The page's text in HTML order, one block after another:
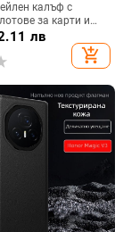
калъф с
за карти и
Pro Max, XR,
лв
add_shopping_cart